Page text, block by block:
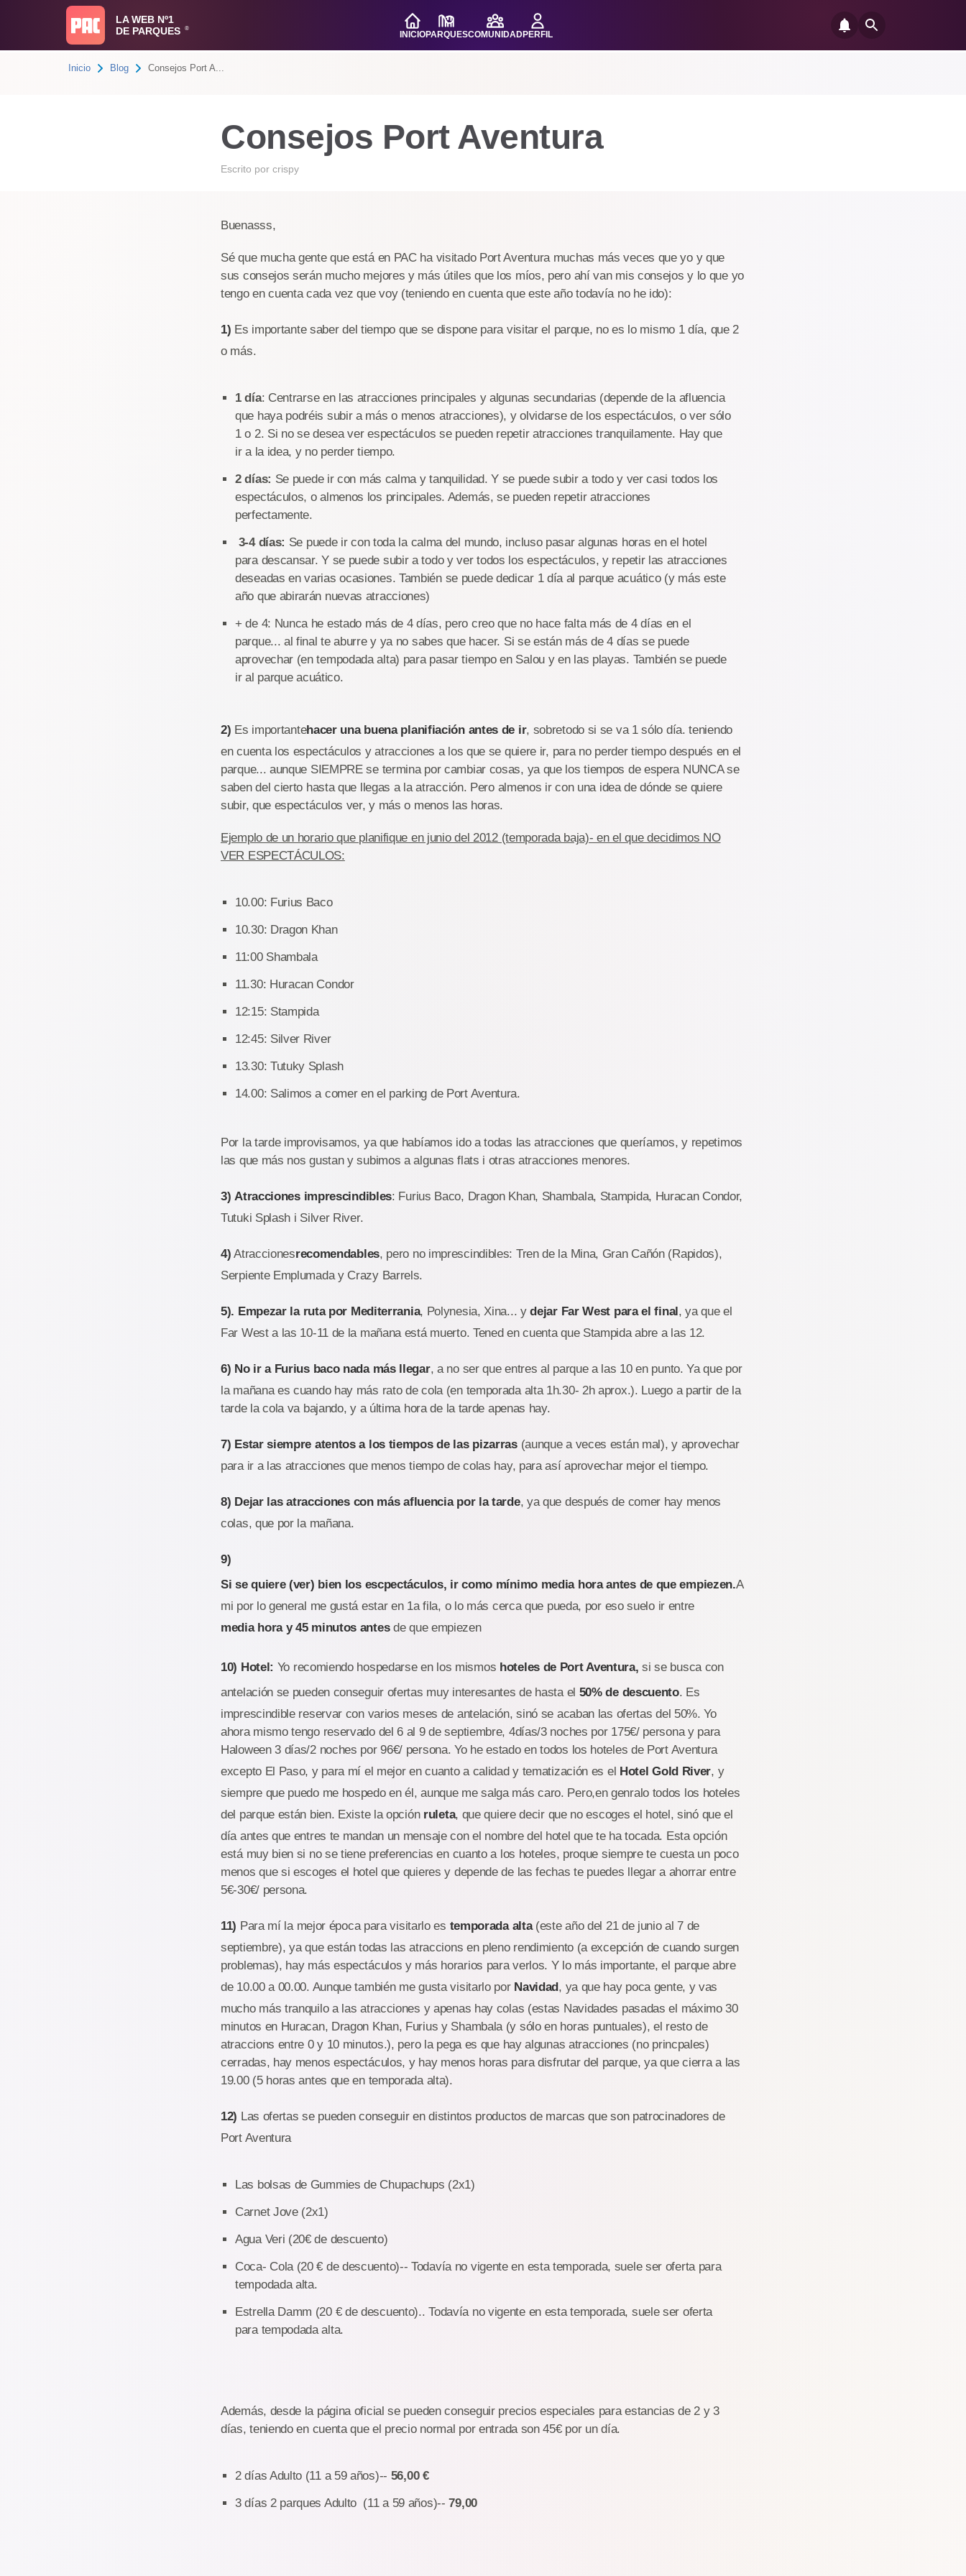
LA WEB Nº1
DE PARQUES
®
INICIOPARQUESCOMUNIDADPERFIL
Inicio Blog Consejos Port A...
Consejos Port Aventura
Escrito por crispy
Buenasss,
Sé que mucha gente que está en PAC ha visitado Port Aventura muchas más veces que yo y que
sus consejos serán mucho mejores y más útiles que los míos, pero ahí van mis consejos y lo que yo
tengo en cuenta cada vez que voy (teniendo en cuenta que este año todavía no he ido):
1) Es importante saber del tiempo que se dispone para visitar el parque, no es lo mismo 1 día, que 2
o más.
1 día: Centrarse en las atracciones principales y algunas secundarias (depende de la afluencia
que haya podréis subir a más o menos atracciones), y olvidarse de los espectáculos, o ver sólo
1 o 2. Si no se desea ver espectáculos se pueden repetir atracciones tranquilamente. Hay que
ir a la idea, y no perder tiempo.
2 días: Se puede ir con más calma y tanquilidad. Y se puede subir a todo y ver casi todos los
espectáculos, o almenos los principales. Además, se pueden repetir atracciones
perfectamente.
3-4 días: Se puede ir con toda la calma del mundo, incluso pasar algunas horas en el hotel
para descansar. Y se puede subir a todo y ver todos los espectáculos, y repetir las atracciones
deseadas en varias ocasiones. También se puede dedicar 1 día al parque acuático (y más este
año que abirarán nuevas atracciones)
+ de 4: Nunca he estado más de 4 días, pero creo que no hace falta más de 4 días en el
parque... al final te aburre y ya no sabes que hacer. Si se están más de 4 días se puede
aprovechar (en tempodada alta) para pasar tiempo en Salou y en las playas. También se puede
ir al parque acuático.
2) Es importantehacer una buena planifiación antes de ir, sobretodo si se va 1 sólo día. teniendo
en cuenta los espectáculos y atracciones a los que se quiere ir, para no perder tiempo después en el
parque... aunque SIEMPRE se termina por cambiar cosas, ya que los tiempos de espera NUNCA se
saben del cierto hasta que llegas a la atracción. Pero almenos ir con una idea de dónde se quiere
subir, que espectáculos ver, y más o menos las horas.
Ejemplo de un horario que planifique en junio del 2012 (temporada baja)- en el que decidimos NO
VER ESPECTÁCULOS:
10.00: Furius Baco
10.30: Dragon Khan
11:00 Shambala
11.30: Huracan Condor
12:15: Stampida
12:45: Silver River
13.30: Tutuky Splash
14.00: Salimos a comer en el parking de Port Aventura.
Por la tarde improvisamos, ya que habíamos ido a todas las atracciones que queríamos, y repetimos
las que más nos gustan y subimos a algunas flats i otras atracciones menores.
3) Atracciones imprescindibles: Furius Baco, Dragon Khan, Shambala, Stampida, Huracan Condor,
Tutuki Splash i Silver River.
4) Atraccionesrecomendables, pero no imprescindibles: Tren de la Mina, Gran Cañón (Rapidos),
Serpiente Emplumada y Crazy Barrels.
5). Empezar la ruta por Mediterrania, Polynesia, Xina... ydejar Far West para el final, ya que el
Far West a las 10-11 de la mañana está muerto. Tened en cuenta que Stampida abre a las 12.
6) No ir a Furius baco nada más llegar, a no ser que entres al parque a las 10 en punto. Ya que por
la mañana es cuando hay más rato de cola (en temporada alta 1h.30- 2h aprox.). Luego a partir de la
tarde la cola va bajando, y a última hora de la tarde apenas hay.
7) Estar siempre atentos a los tiempos de las pizarras(aunque a veces están mal), y aprovechar
para ir a las atracciones que menos tiempo de colas hay, para así aprovechar mejor el tiempo.
8) Dejar las atracciones con más afluencia por la tarde, ya que después de comer hay menos
colas, que por la mañana.
9)
Si se quiere (ver) bien los escpectáculos, ir como mínimo media hora antes de que empiezen.A
mi por lo general me gustá estar en 1a fila, o lo más cerca que pueda, por eso suelo ir entre
media hora y 45 minutos antesde que empiezen
10) Hotel: Yo recomiendo hospedarse en los mismos hoteles de Port Aventura, si se busca con
antelación se pueden conseguir ofertas muy interesantes de hasta el 50% de descuento. Es
imprescindible reservar con varios meses de antelación, sinó se acaban las ofertas del 50%. Yo
ahora mismo tengo reservado del 6 al 9 de septiembre, 4días/3 noches por 175€/ persona y para
Haloween 3 días/2 noches por 96€/ persona. Yo he estado en todos los hoteles de Port Aventura
excepto El Paso, y para mí el mejor en cuanto a calidad y tematización es el Hotel Gold River, y
siempre que puedo me hospedo en él, aunque me salga más caro. Pero,en genralo todos los hoteles
del parque están bien. Existe la opción ruleta, que quiere decir que no escoges el hotel, sinó que el
día antes que entres te mandan un mensaje con el nombre del hotel que te ha tocada. Esta opción
está muy bien si no se tiene preferencias en cuanto a los hoteles, proque siempre te cuesta un poco
menos que si escoges el hotel que quieres y depende de las fechas te puedes llegar a ahorrar entre
5€-30€/ persona.
11) Para mí la mejor época para visitarlo es temporada alta(este año del 21 de junio al 7 de
septiembre), ya que están todas las atraccions en pleno rendimiento (a excepción de cuando surgen
problemas), hay más espectáculos y más horarios para verlos. Y lo más importante, el parque abre
de 10.00 a 00.00. Aunque también me gusta visitarlo por Navidad, ya que hay poca gente, y vas
mucho más tranquilo a las atracciones y apenas hay colas (estas Navidades pasadas el máximo 30
minutos en Huracan, Dragon Khan, Furius y Shambala (y sólo en horas puntuales), el resto de
atraccions entre 0 y 10 minutos.), pero la pega es que hay algunas atracciones (no princpales)
cerradas, hay menos espectáculos, y hay menos horas para disfrutar del parque, ya que cierra a las
19.00 (5 horas antes que en temporada alta).
12) Las ofertas se pueden conseguir en distintos productos de marcas que son patrocinadores de
Port Aventura
Las bolsas de Gummies de Chupachups (2x1)
Carnet Jove (2x1)
Agua Veri (20€ de descuento)
Coca- Cola (20 € de descuento)-- Todavía no vigente en esta temporada, suele ser oferta para
tempodada alta.
Estrella Damm (20 € de descuento).. Todavía no vigente en esta temporada, suele ser oferta
para tempodada alta.
Además, desde la página oficial se pueden conseguir precios especiales para estancias de 2 y 3
días, teniendo en cuenta que el precio normal por entrada son 45€ por un día.
2 días Adulto (11 a 59 años)-- 56,00 €
3 días 2 parques Adulto (11 a 59 años)--79,00